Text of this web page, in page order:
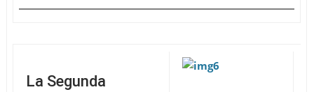
La Segunda